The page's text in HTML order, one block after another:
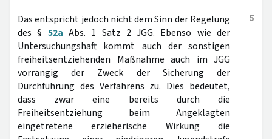
5
Das entspricht jedoch nicht dem Sinn der Regelung
des § 52a Abs. 1 Satz 2 JGG. Ebenso wie der
Untersuchungshaft kommt auch der sonstigen
freiheitsentziehenden Maßnahme auch im JGG
vorrangig der Zweck der Sicherung der
Durchführung des Verfahrens zu. Dies bedeutet,
dass zwar eine bereits durch die
Freiheitsentziehung beim Angeklagten
eingetretene erzieherische Wirkung die